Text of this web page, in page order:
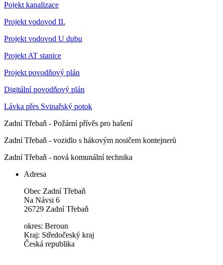
Pojekt kanalizace
Projekt vodovod II.
Projekt vodovod U dubu
Projekt AT stanice
Projekt povodňový plán
Digitální povodňový plán
Lávka přes Svinařský potok
Zadní Třebaň - Požární přívěs pro hašení
Zadní Třebaň - vozidlo s hákovým nosičem kontejnerů
Zadní Třebaň - nová komunální technika
Adresa
Obec Zadní Třebaň
Na Návsi 6
26729 Zadní Třebaň
okres: Beroun
Kraj: Středočeský kraj
Česká republika